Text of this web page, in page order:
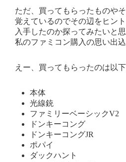
ただ、買ってもらったものや
覚えているのでその辺をヒン
入手したのか探ってみたいと思
私のファミコン購入の思い出込
えー、買ってもらったのは以
本体
光線銃
ファミリーベーシックV2
ドンキーコング
ドンキーコングJR
ポパイ
ダックハント